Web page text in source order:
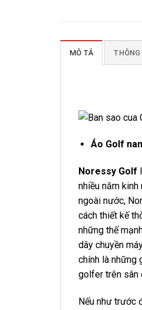
MÔ TẢ
Áo Golf
Noressy Golf
nhiều năm
ngoài nước,
cách thiết kế
những thế
dây chuyền
chính là những
golfer trên sân
Nếu như trước